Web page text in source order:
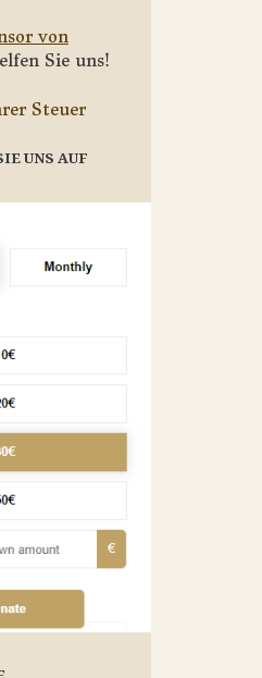
von
Sie uns!
Steuer
UNS AUF